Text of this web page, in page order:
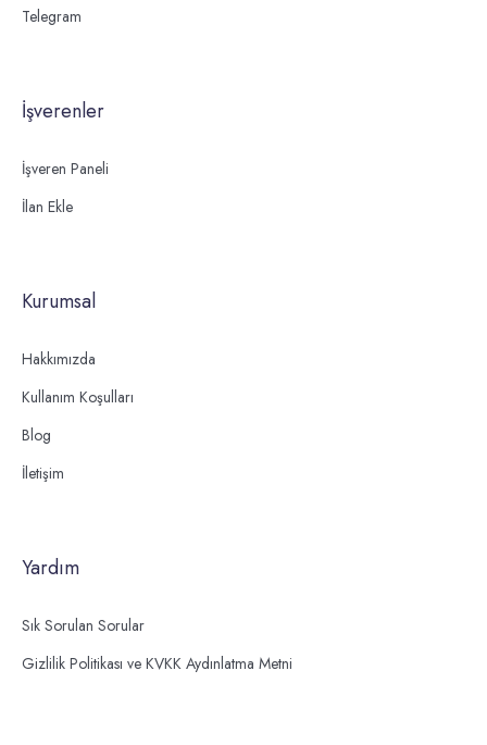
Telegram
İşverenler
İşveren Paneli
İlan Ekle
Kurumsal
Hakkımızda
Kullanım Koşulları
Blog
İletişim
Yardım
Sık Sorulan Sorular
Gizlilik Politikası ve KVKK Aydınlatma Metni